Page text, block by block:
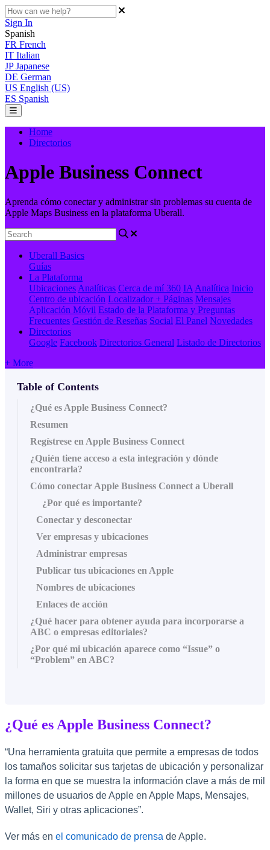
Sign In
Spanish
FR French
IT Italian
JP Japanese
DE German
US English (US)
ES Spanish
Home
Directorios
Apple Business Connect
Aprenda cómo conectar y administrar sin problemas su cuenta de
Apple Maps Business en la plataforma Uberall.
Uberall Basics
Guías
La Plataforma
Ubicaciones Analíticas Cerca de mí 360 IA Analítica Inicio
Centro de ubicación Localizador + Páginas Mensajes
Aplicación Móvil Estado de la Plataforma y Preguntas
Frecuentes Gestión de Reseñas Social El Panel Novedades
Directorios
Google Facebook Directorios General Listado de Directorios
+ More
Table of Contents
¿Qué es Apple Business Connect?
Resumen
Regístrese en Apple Business Connect
¿Quién tiene acceso a esta integración y dónde
encontrarla?
Cómo conectar Apple Business Connect a Uberall
¿Por qué es importante?
Conectar y desconectar
Ver empresas y ubicaciones
Administrar empresas
Publicar tus ubicaciones en Apple
Nombres de ubicaciones
Enlaces de acción
¿Qué hacer para obtener ayuda para incorporarse a
ABC o empresas editoriales?
¿Por qué mi ubicación aparece como “Issue” o
“Problem” en ABC?
¿Qué es Apple Business Connect?
“Una herramienta gratuita que permite a empresas de todos
los tamaños solicitar sus tarjetas de ubicación y personalizar
la forma en que se muestra la información clave a más de mil
millones de usuarios de Apple en Apple Maps, Mensajes,
Wallet, Siri y otras aplicaciones”.
Ver más en el comunicado de prensa de Apple.